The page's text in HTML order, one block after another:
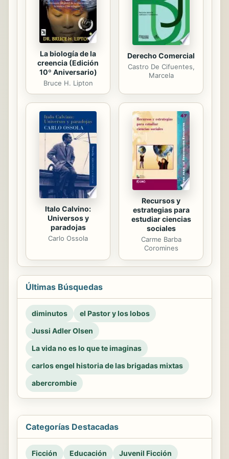
vivimos. La lengua que hablamos no
se aprende espontáneamente. Hay
que procurar poner atención en la
lectura...
La biología de la
creencia (Edición
10º Aniversario)
Bruce H. Lipton
Derecho Comercial
Castro De Cifuentes,
Marcela
Italo Calvino:
Universos y
paradojas
Carlo Ossola
Recursos y
estrategias para
estudiar ciencias
sociales
Carme Barba
Coromines
Últimas Búsquedas
diminutos
el Pastor y los lobos
Jussi Adler Olsen
La vida no es lo que te imaginas
carlos engel historia de las brigadas mixtas
abercrombie
Categorías Destacadas
Ficción Educación Juvenil Ficción